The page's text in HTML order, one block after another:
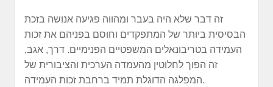
זה דבר שלא היה בעבר ומהווה פגיעה אנושה בזכת
הבסיסית ביותר של המתפקדים וחוסם בפניהם את זכות
העמידה בטריבונאלים המשפטיים הפנימיים. דרך, אגב,
זה הפוך לחלוטין מהעמדה הערכית והציבורית של
המפלגה הדוגלת תמיד ברחבת זכות העמידה.